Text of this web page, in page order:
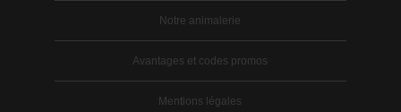
Notre animalerie
Avantages et codes promos
Mentions légales